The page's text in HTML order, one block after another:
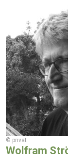
© privat
Wolfram